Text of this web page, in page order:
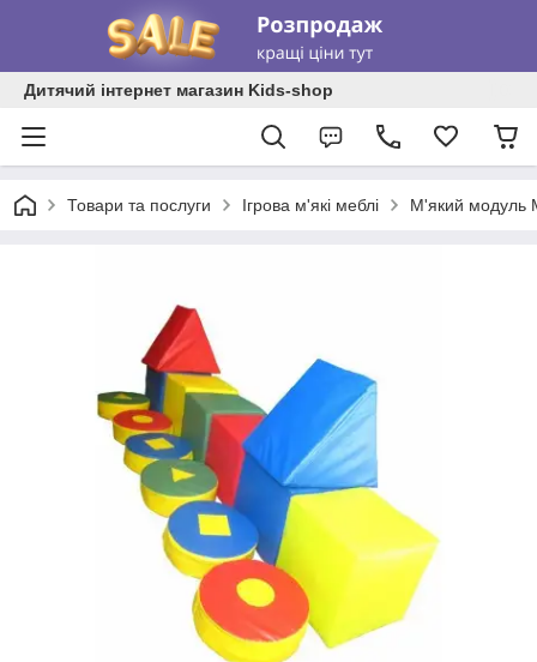
Дитячий інтернет магазин Kids-shop
Товари та послуги Ігрова м'які меблі М'який модуль